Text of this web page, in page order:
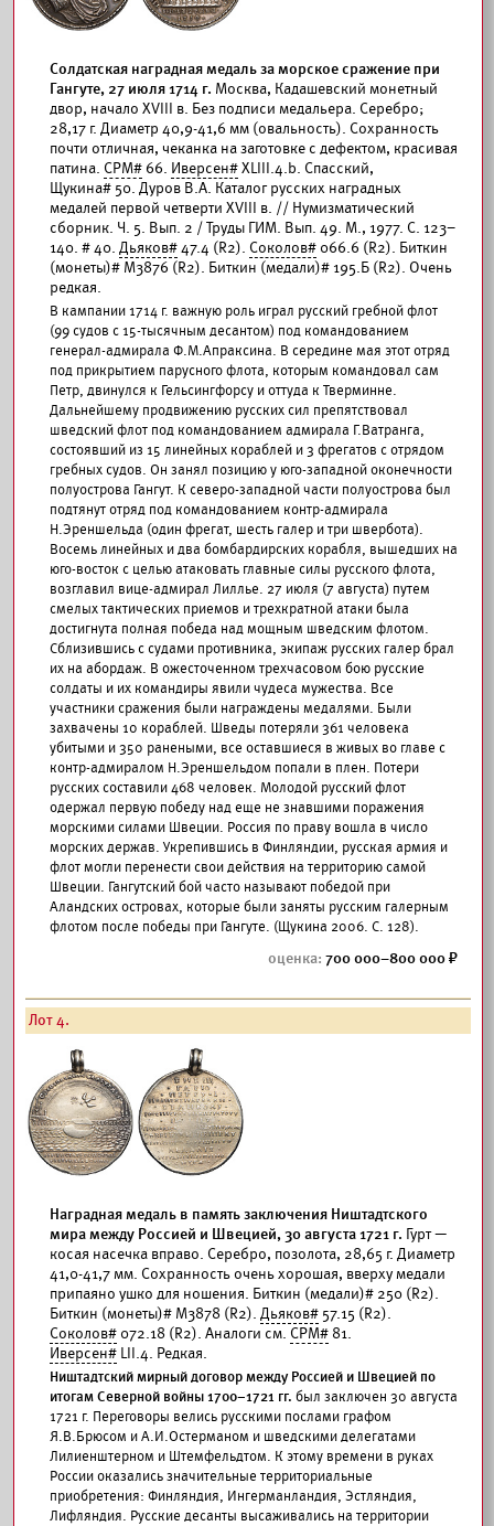
Солдатская наградная медаль за морское сражение при
Гангуте, 27 июля 1714 г. Москва, Кадашевский монетный
двор, начало XVIII в. Без подписи медальера. Серебро;
28,17 г. Диаметр 40,9-41,6 мм (овальность). Сохранность
почти отличная, чеканка на заготовке с дефектом, красивая
патина. СРМ# 66. Иверсен#XLIII.4.b. Спасский,
Щукина# 50. Дуров В.А. Каталог русских наградных
медалей первой четверти XVIII в. // Нумизматический
сборник. Ч. 5. Вып. 2 / Труды ГИМ. Вып. 49. М., 1977. С. 123–
140. # 40. Дьяков#47.4 (R2). Соколов# 066.6 (R2). Биткин
(монеты)# М3876 (R2). Биткин (медали)# 195.Б (R2). Очень
редкая.
В кампании 1714 г. важную роль играл русский гребной флот
(99 судов с 15-тысячным десантом) под командованием
генерал-адмирала Ф.М.Апраксина. В середине мая этот отряд
под прикрытием парусного флота, которым командовал сам
Петр, двинулся к Гельсингфорсу и оттуда к Тверминне.
Дальнейшему продвижению русских сил препятствовал
шведский флот под командованием адмирала Г.Ватранга,
состоявший из 15 линейных кораблей и 3 фрегатов с отрядом
гребных судов. Он занял позицию у юго-западной оконечности
полуострова Гангут. К северо-западной части полуострова был
подтянут отряд под командованием контр-адмирала
Н.Эреншельда (один фрегат, шесть галер и три швербота).
Восемь линейных и два бомбардирских корабля, вышедших на
юго-восток с целью атаковать главные силы русского флота,
возглавил вице-адмирал Лиллье. 27 июля (7 августа) путем
смелых тактических приемов и трехкратной атаки была
достигнута полная победа над мощным шведским флотом.
Сблизившись с судами противника, экипаж русских галер брал
их на абордаж. В ожесточенном трехчасовом бою русские
солдаты и их командиры явили чудеса мужества. Все
участники сражения были награждены медалями. Были
захвачены 10 кораблей. Шведы потеряли 361 человека
убитыми и 350 ранеными, все оставшиеся в живых во главе с
контр-адмиралом Н.Эреншельдом попали в плен. Потери
русских составили 468 человек. Молодой русский флот
одержал первую победу над еще не знавшими поражения
морскими силами Швеции. Россия по праву вошла в число
морских держав. Укрепившись в Финляндии, русская армия и
флот могли перенести свои действия на территорию самой
Швеции. Гангутский бой часто называют победой при
Аландских островах, которые были заняты русским галерным
флотом после победы при Гангуте. (Щукина 2006. С. 128).
700 000–800 000
Лот 4.
Наградная медаль в память заключения Ништадтского
мира между Россией и Швецией, 30 августа 1721 г. Гурт —
косая насечка вправо. Серебро, позолота, 28,65 г. Диаметр
41,0-41,7 мм. Сохранность очень хорошая, вверху медали
припаяно ушко для ношения. Биткин (медали)# 250 (R2).
Биткин (монеты)# М3878 (R2). Дьяков# 57.15 (R2).
Соколов# 072.18 (R2). Аналоги см. СРМ# 81.
Иверсен# LII.4. Редкая.
Ништадтский мирный договор между Россией и Швецией по
итогам Северной войны 1700–1721 гг. был заключен 30 августа
1721 г. Переговоры велись русскими послами графом
Я.В.Брюсом и А.И.Остерманом и шведскими делегатами
Лилиенштерном и Штемфельдтом. К этому времени в руках
России оказались значительные территориальные
приобретения: Финляндия, Ингерманландия, Эстляндия,
Лифляндия. Русские десанты высаживались на территории